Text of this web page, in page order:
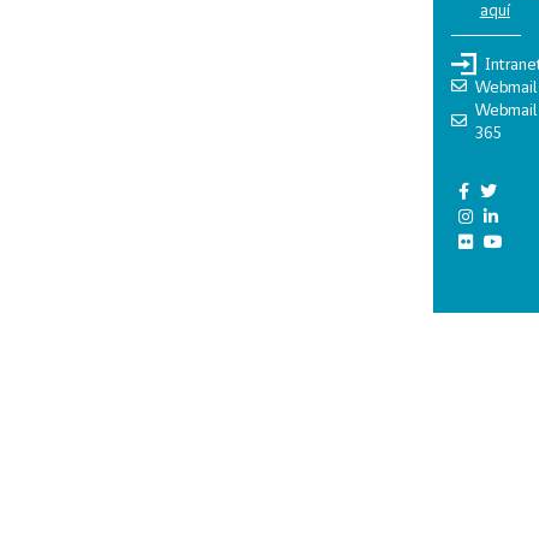
aquí
Webmail
Webmail
365